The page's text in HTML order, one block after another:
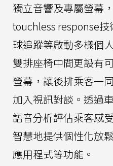
獨立音響及專屬螢幕
touchless response
球追蹤等啟動多樣個
雙排座椅中間更設有
螢幕，讓後排乘客一
加入視訊對談。透過
語音分析評估乘客感
智慧地提供個性化放
應用程式等功能。